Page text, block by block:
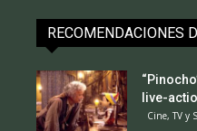
RECOMENDACIONES
live-
Cine, TV y